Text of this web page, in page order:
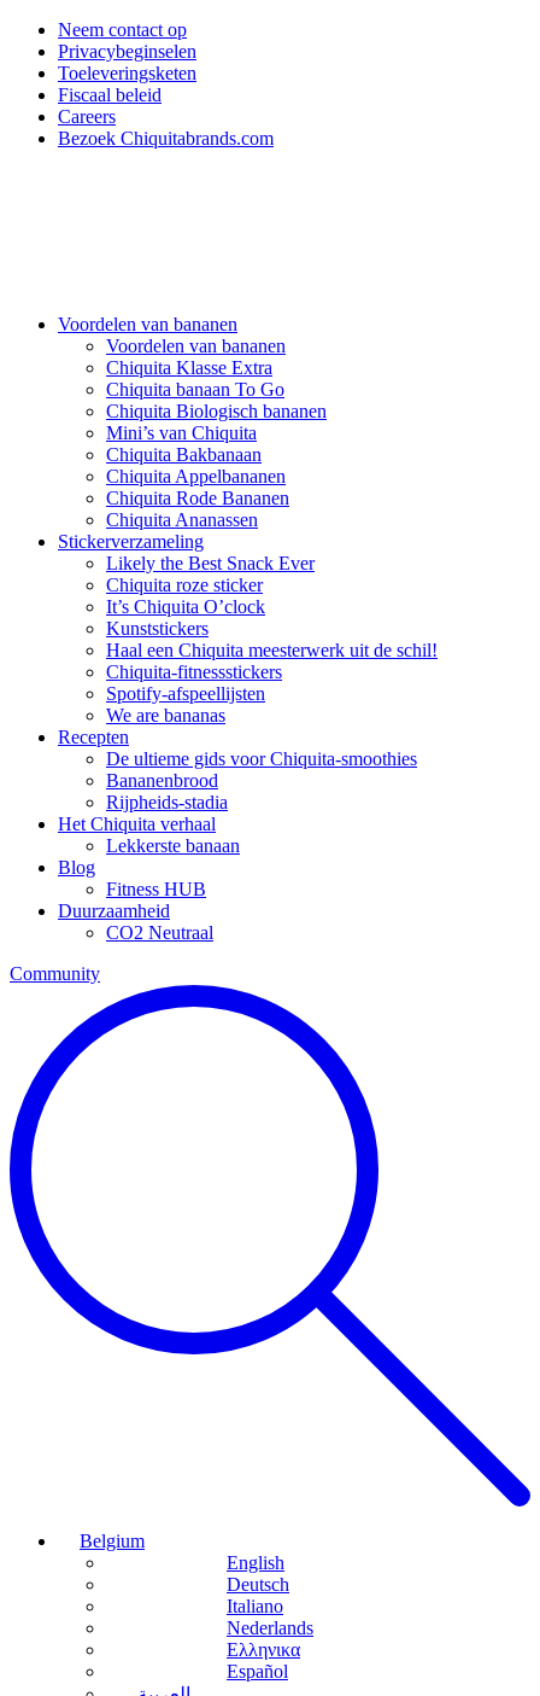
Neem contact op
Privacybeginselen
Toeleveringsketen
Fiscaal beleid
Careers
Bezoek Chiquitabrands.com
Voordelen van bananen
Voordelen van bananen
Chiquita Klasse Extra
Chiquita banaan To Go
Chiquita Biologisch bananen
Mini’s van Chiquita
Chiquita Bakbanaan
Chiquita Appelbananen
Chiquita Rode Bananen
Chiquita Ananassen
Stickerverzameling
Likely the Best Snack Ever
Chiquita roze sticker
It’s Chiquita O’clock
Kunststickers
Haal een Chiquita meesterwerk uit de schil!
Chiquita-fitnessstickers
Spotify-afspeellijsten
We are bananas
Recepten
De ultieme gids voor Chiquita-smoothies
Bananenbrood
Rijpheids-stadia
Het Chiquita verhaal
Lekkerste banaan
Blog
Fitness HUB
Duurzaamheid
CO2 Neutraal
Community
Belgium
English
Deutsch
Italiano
Nederlands
Ελληνικα
Español